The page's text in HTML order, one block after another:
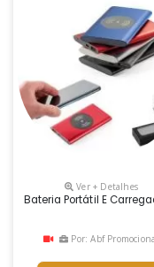
Ver + Detalhes
Bateria Portátil E
Por: Abf